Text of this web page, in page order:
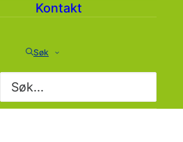
Kontakt
Søk
Påmelding:
https://isonen.no/